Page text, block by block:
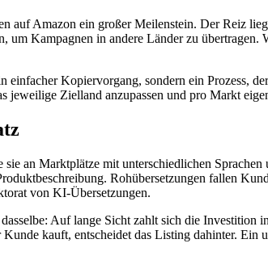
auf Amazon ein großer Meilenstein. Der Reiz
Kampagnen in andere Länder zu übertragen.
Kopiervorgang, sondern ein Prozess,
Zielland anzupassen und pro Markt
an Marktplätze mit unterschiedlichen
Rohübersetzungen fallen
von KI-Übersetzungen.
Auf lange Sicht zahlt sich die
kauft, entscheidet das Listing dahinter. Ein